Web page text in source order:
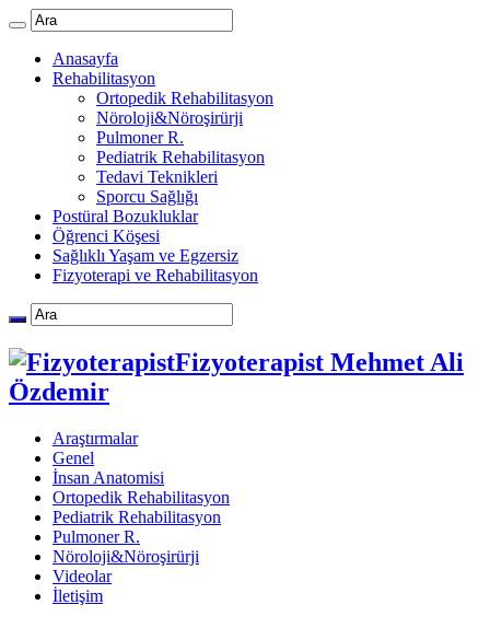
Anasayfa
Rehabilitasyon
Ortopedik Rehabilitasyon
Nöroloji&Nöroşirürji
Pulmoner R.
Pediatrik Rehabilitasyon
Tedavi Teknikleri
Sporcu Sağlığı
Postüral Bozukluklar
Öğrenci Köşesi
Sağlıklı Yaşam ve Egzersiz
Fizyoterapi ve Rehabilitasyon
Fizyoterapist Mehmet Ali
Özdemir
Araştırmalar
Genel
İnsan Anatomisi
Ortopedik Rehabilitasyon
Pediatrik Rehabilitasyon
Pulmoner R.
Nöroloji&Nöroşirürji
Videolar
İletişim